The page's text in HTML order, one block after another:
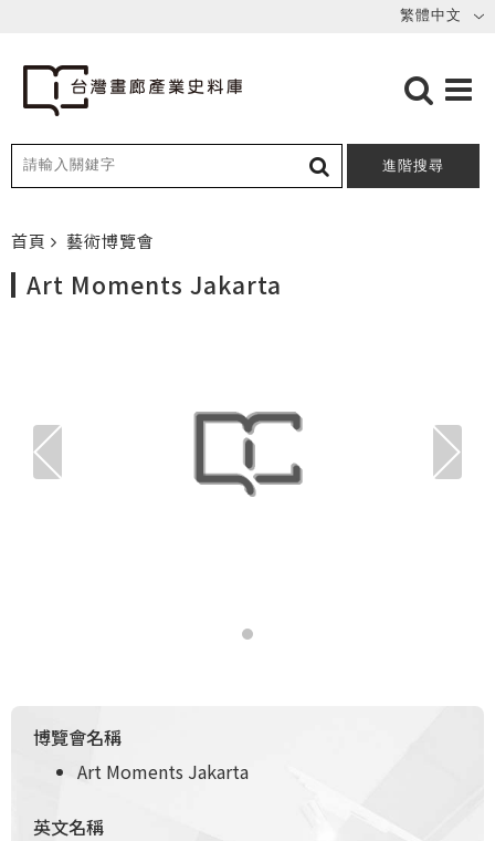
進階搜尋
首頁 藝術博覽會
Art Moments Jakarta
博覽會名稱
Art Moments Jakarta
英文名稱